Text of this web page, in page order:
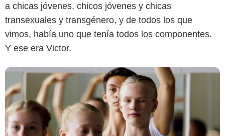
a chicas jóvenes, chicos jóvenes y chicas
transexuales y transgénero, y de todos los que
vimos, había uno que tenía todos los componentes.
Y ese era Victor.